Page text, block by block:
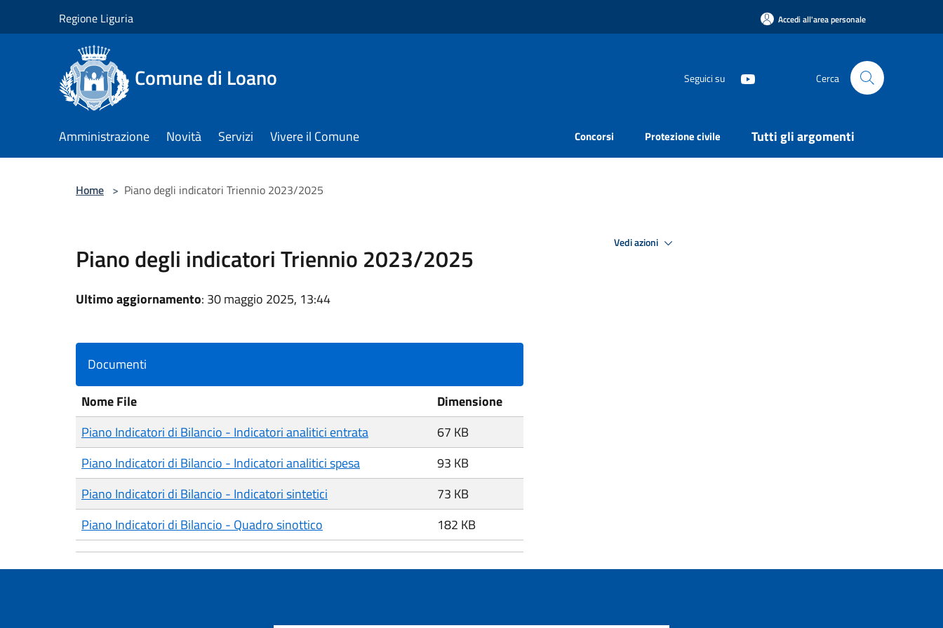
Regione Liguria Accedi all'area personale
Comune di Loano Seguici su Cerca
Amministrazione Novità Servizi Vivere il Comune Concorsi Protezione civile Tutti gli argomenti
Home > Piano degli indicatori Triennio 2023/2025
Piano degli indicatori Triennio 2023/2025
Ultimo aggiornamento: 30 maggio 2025, 13:44
Documenti
Nome File
Dimensione
Piano Indicatori di Bilancio - Indicatori analitici entrata
67 KB
Piano Indicatori di Bilancio - Indicatori analitici spesa
93 KB
Piano Indicatori di Bilancio - Indicatori sintetici
73 KB
Piano Indicatori di Bilancio - Quadro sinottico
182 KB
Vedi azioni